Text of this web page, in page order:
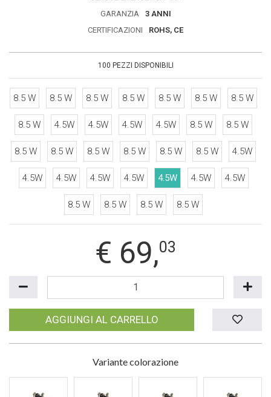
GARANZIA
3 ANNI
CERTIFICAZIONI
ROHS, CE
100 PEZZI DISPONIBILI
8.5 W 8.5 W 8.5 W 8.5 W 8.5 W 8.5 W 8.5 W
8.5 W 4.5W 4.5W 4.5W 4.5W 8.5 W 8.5 W
8.5 W 8.5 W 8.5 W 8.5 W 8.5 W 8.5 W 4.5W
4.5W 4.5W 4.5W 4.5W 4.5W 4.5W 4.5W
8.5 W 8.5 W 8.5 W 8.5 W
€ 69,03
AGGIUNGI AL CARRELLO
Variante colorazione